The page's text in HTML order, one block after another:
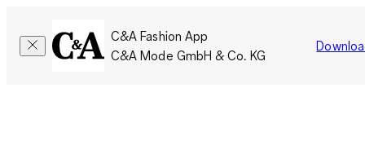
C&A Fashion App
C&A Mode GmbH & Co. KG